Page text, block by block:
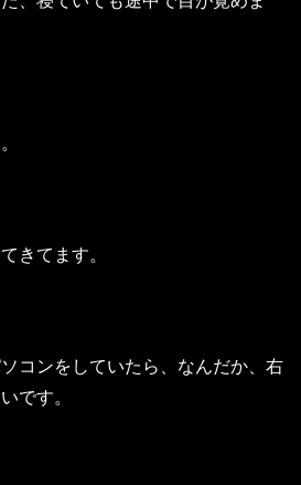
きてます。
コンをしていたら、なんだか、右
です。